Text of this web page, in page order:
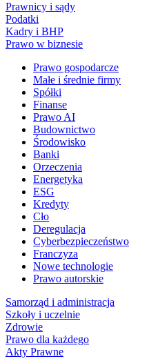
Prawnicy i sądy
Podatki
Kadry i BHP
Prawo w biznesie
Prawo gospodarcze
Małe i średnie firmy
Spółki
Finanse
Prawo AI
Budownictwo
Środowisko
Banki
Orzeczenia
Energetyka
ESG
Kredyty
Cło
Deregulacja
Cyberbezpieczeństwo
Franczyza
Nowe technologie
Prawo autorskie
Samorząd i administracja
Szkoły i uczelnie
Zdrowie
Prawo dla każdego
Akty Prawne